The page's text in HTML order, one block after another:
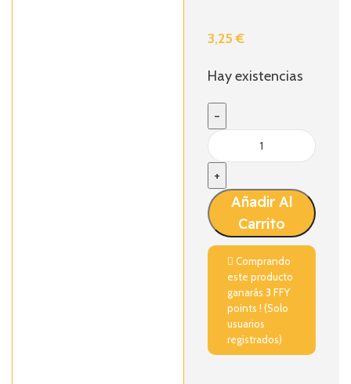
3,25€
Hay existencias
Añadir Al
Carrito
Comprando
este producto
ganarás3 FFY
points ! (Solo
usuarios
registrados)